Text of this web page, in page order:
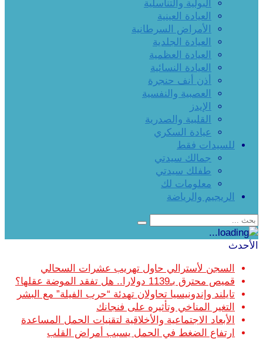
البولية والتناسلية
العيادة العينية
الأمراض السرطانية
العيادة الجلدية
العيادة العظمية
العيادة النسائية
أذن أنف حنجرة
العصبية والنفسية
الإيدز
القلبية والصدرية
عيادة السكري
للسيدات فقط
جمالك سيدتي
طفلك سيدتي
معلومات لك
الريجيم والرياضة
الأحدث
السجن لأسترالي حاول تهريب عشرات السحالي
قميص محترق بـ1139 دولارا.. هل تفقد الموضة عقلها؟
تايلند وإندونيسيا تحاولان تهدئة “حرب الفيلة” مع البشر
التغير المناخي وتأثيره على فنجانك
الأبعاد الاجتماعية والأخلاقية لتقنيات الحمل المساعدة
ارتفاع الضغط في الحمل يسبب أمراض القلب